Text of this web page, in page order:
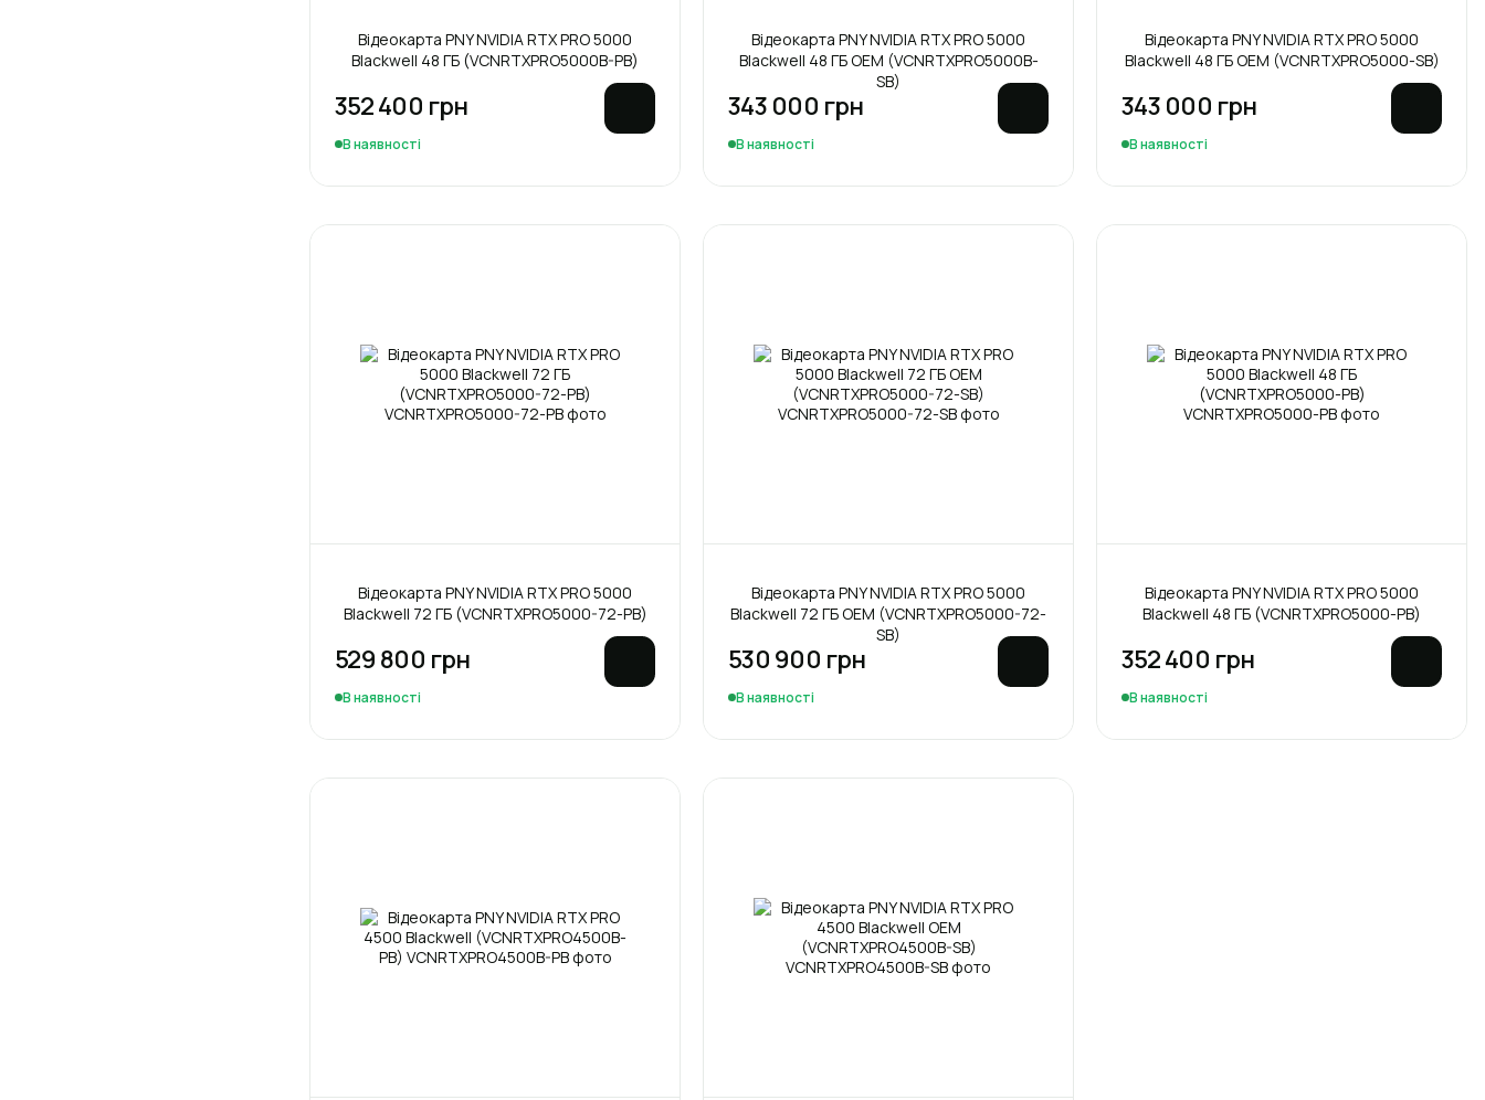
Відеокарта PNY NVIDIA RTX PRO 5000
Blackwell 48 ГБ (VCNRTXPRO5000B-PB)
352 400 грн
В наявності
Відеокарта PNY NVIDIA RTX PRO 5000
Blackwell 48 ГБ OEM (VCNRTXPRO5000B-
SB)
343 000 грн
В наявності
Відеокарта PNY NVIDIA RTX PRO 5000
Blackwell 48 ГБ OEM (VCNRTXPRO5000-SB)
343 000 грн
В наявності
Відеокарта PNY NVIDIA RTX PRO 5000
Blackwell 72 ГБ (VCNRTXPRO5000-72-PB)
529 800 грн
В наявності
Відеокарта PNY NVIDIA RTX PRO 5000
Blackwell 72 ГБ OEM (VCNRTXPRO5000-72-
SB)
530 900 грн
В наявності
Відеокарта PNY NVIDIA RTX PRO 5000
Blackwell 48 ГБ (VCNRTXPRO5000-PB)
352 400 грн
В наявності